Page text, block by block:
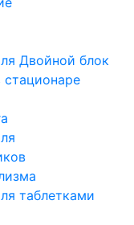
Двойной блок
стационаре
таблетками